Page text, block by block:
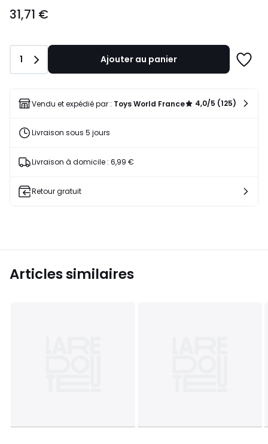
€.
31,71 €
Quantité
1 Ajouter au panier
liste
Vendu et expédié par : Toys World France 4,0/5 (125)
Livraison sous 5 jours
Livraison à domicile : 6,99 €
Retour gratuit
Articles similaires